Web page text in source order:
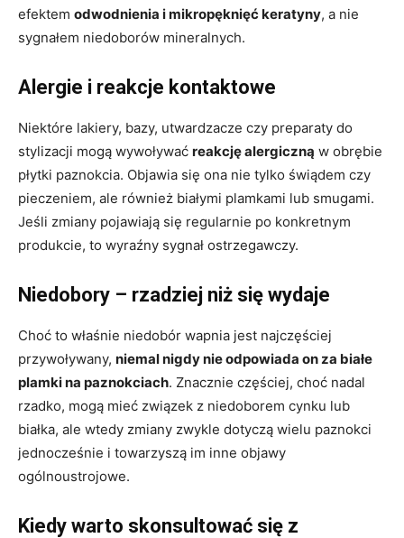
efektem odwodnienia i mikropęknięć keratyny, a nie
sygnałem niedoborów mineralnych.
Alergie i reakcje kontaktowe
Niektóre lakiery, bazy, utwardzacze czy preparaty do
stylizacji mogą wywoływać reakcję alergiczną w obrębie
płytki paznokcia. Objawia się ona nie tylko świądem czy
pieczeniem, ale również białymi plamkami lub smugami.
Jeśli zmiany pojawiają się regularnie po konkretnym
produkcie, to wyraźny sygnał ostrzegawczy.
Niedobory – rzadziej niż się wydaje
Choć to właśnie niedobór wapnia jest najczęściej
przywoływany, niemal nigdy nie odpowiada on za białe
plamki na paznokciach. Znacznie częściej, choć nadal
rzadko, mogą mieć związek z niedoborem cynku lub
białka, ale wtedy zmiany zwykle dotyczą wielu paznokci
jednocześnie i towarzyszą im inne objawy
ogólnoustrojowe.
Kiedy warto skonsultować się z